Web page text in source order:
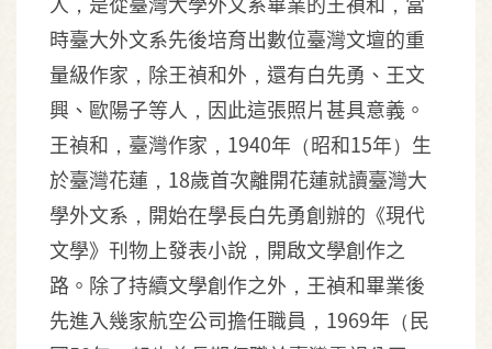
時臺大外文系先後培育出數位臺灣文壇的重
量級作家，除王禎和外，還有白先勇、王文
興、歐陽子等人，因此這張照片甚具意義。
王禎和，臺灣作家，1940年（昭和15年）生
於臺灣花蓮，18歲首次離開花蓮就讀臺灣大
學外文系，開始在學長白先勇創辦的《現代
文學》刊物上發表小說，開啟文學創作之
路。除了持續文學創作之外，王禎和畢業後
先進入幾家航空公司擔任職員，1969年（民